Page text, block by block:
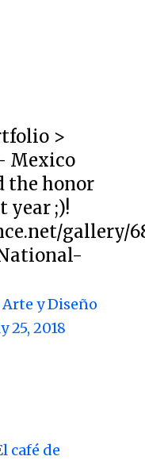
>
Mexico
the honor
year ;)!
gallery/
y Diseño
25, 2018
café de